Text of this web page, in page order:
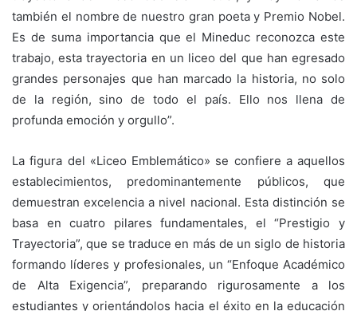
también el nombre de nuestro gran poeta y Premio Nobel.
Es de suma importancia que el Mineduc reconozca este
trabajo, esta trayectoria en un liceo del que han egresado
grandes personajes que han marcado la historia, no solo
de la región, sino de todo el país. Ello nos llena de
profunda emoción y orgullo”.
La figura del «Liceo Emblemático» se confiere a aquellos
establecimientos, predominantemente públicos, que
demuestran excelencia a nivel nacional. Esta distinción se
basa en cuatro pilares fundamentales, el “Prestigio y
Trayectoria”, que se traduce en más de un siglo de historia
formando líderes y profesionales, un “Enfoque Académico
de Alta Exigencia”, preparando rigurosamente a los
estudiantes y orientándolos hacia el éxito en la educación